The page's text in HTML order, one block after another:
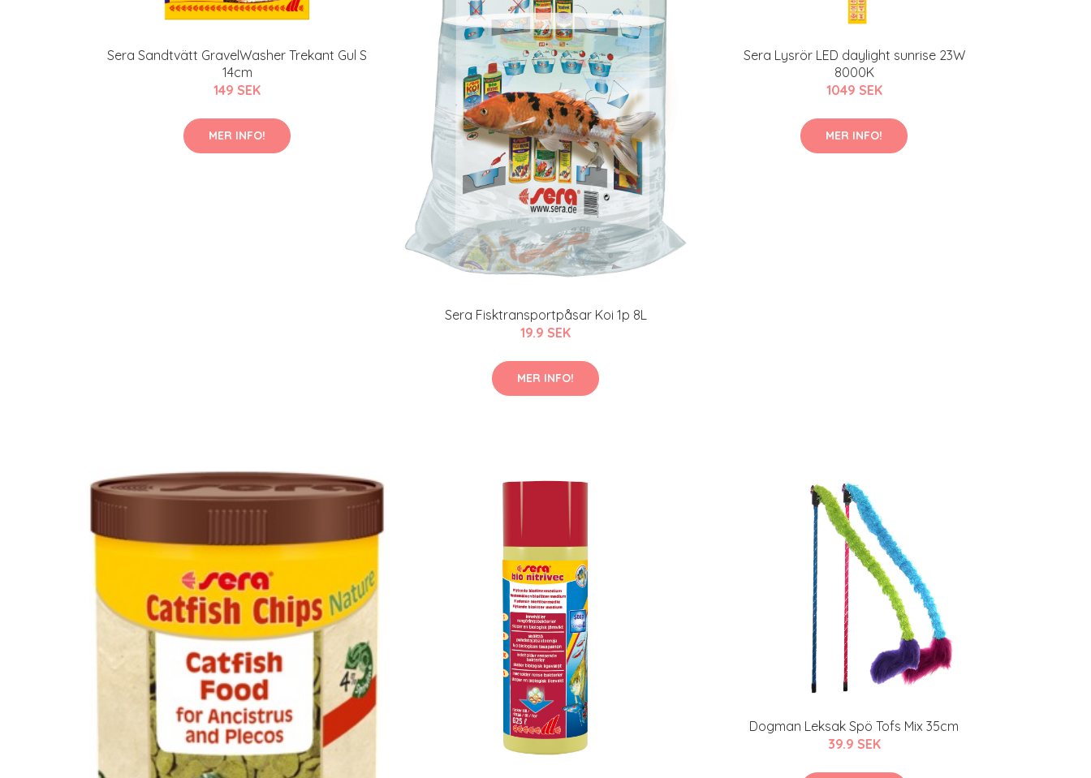
Sera Sandtvätt GravelWasher Trekant Gul S
14cm
149 SEK
MER INFO!
Sera Fisktransportpåsar Koi 1p 8L
19.9 SEK
MER INFO!
Sera Lysrör LED daylight sunrise 23W
8000K
1049 SEK
MER INFO!
Dogman Leksak Spö Tofs Mix 35cm
39.9 SEK